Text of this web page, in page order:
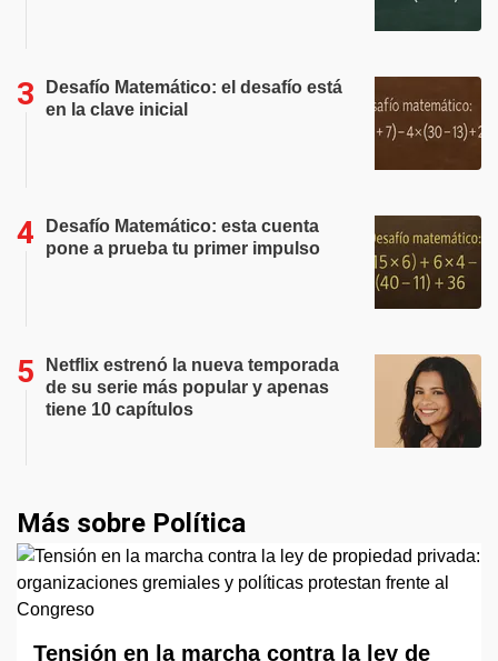
Desafío Matemático: el desafío está
en la clave inicial
Desafío Matemático: esta cuenta
pone a prueba tu primer impulso
Netflix estrenó la nueva temporada
de su serie más popular y apenas
tiene 10 capítulos
Más sobre Política
Tensión en la marcha contra la ley de